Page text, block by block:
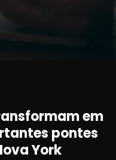
em
pontes
York